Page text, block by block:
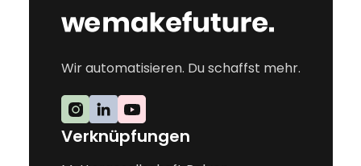
Wir automatisieren. Du schaffst mehr.
Verknüpfungen